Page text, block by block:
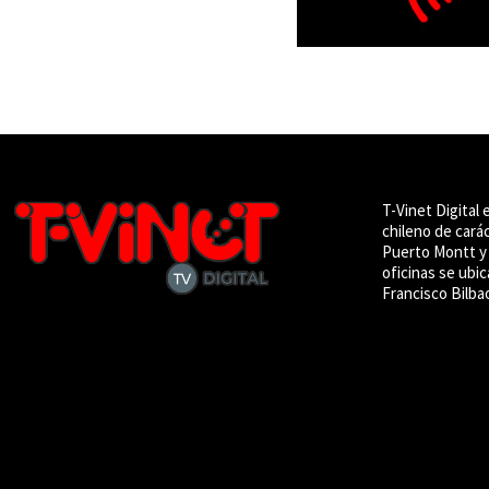
T-Vinet Digital
chileno de
Puerto Montt
oficinas se
Francisco